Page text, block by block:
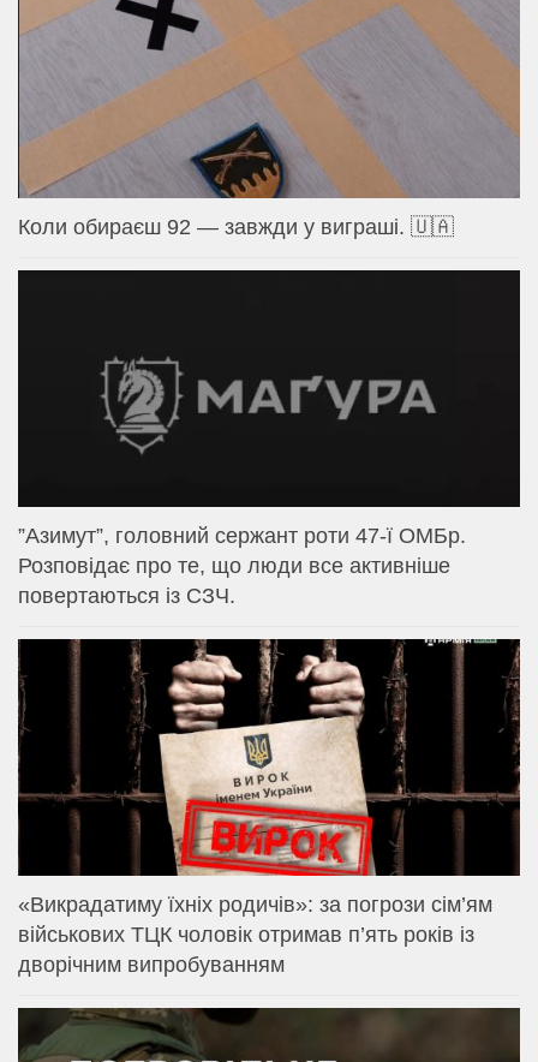
Коли обираєш 92 — завжди у виграші. 🇺🇦
⁨”Азимут”, головний сержант роти 47-ї ОМБр.
Розповідає про те, що люди все активніше
повертаються із СЗЧ.
«Викрадатиму їхніх родичів»: за погрози сім’ям
військових ТЦК чоловік отримав п’ять років із
дворічним випробуванням